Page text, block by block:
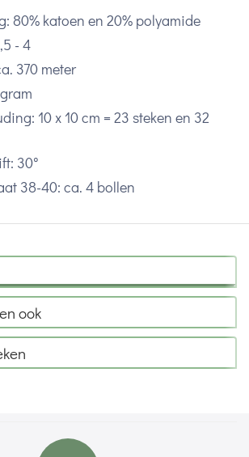
80% katoen en 20% polyamide
- 4
370 meter
10 x 10 cm = 23 steken en 32
30°
38-40: ca. 4 bollen
ook